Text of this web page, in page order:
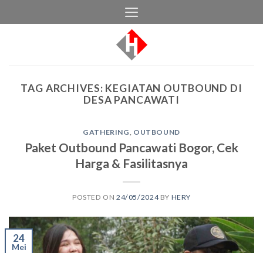
to
TAG ARCHIVES: KEGIATAN OUTBOUND DI
DESA PANCAWATI
GATHERING OUTBOUND
Paket Outbound Pancawati Bogor, Cek
Harga & Fasilitasnya
POSTED ON24/05/2024BY HERY
24
Mei